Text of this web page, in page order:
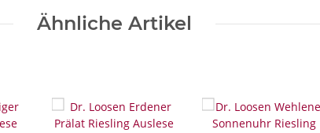
Ähnliche Artikel